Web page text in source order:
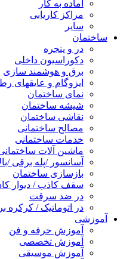
آماده به کار
مراکز کاریابی
سایر
ساختمان
در و پنجره
دکوراسیون داخلی
برق و هوشمند سازی
ایزوگام و عایقهای
نمای ساختمان
شیشه ساختمان
نقاشی ساختمان
مصالح ساختمانی
خدمات ساختمانی
ماشین آلات
آسانسور /پله برقی /
بازسازی ساختمان
سقف کاذب / دیوار
در ضد سرقت
در اتوماتیک / کرکره
آموزشی
آموزش حرفه و فن
آموزش تخصصی
آموزش موسیقی